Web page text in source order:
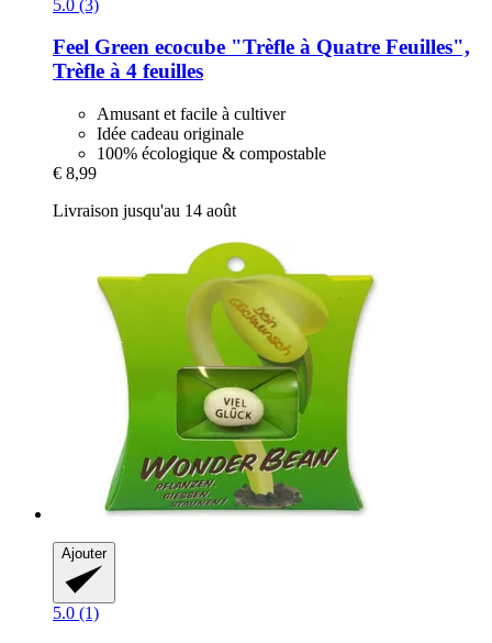
5.0 (3)
Feel Green ecocube "Trèfle à Quatre Feuilles",
Trèfle à 4 feuilles
Amusant et facile à cultiver
Idée cadeau originale
100% écologique & compostable
€ 8,99
Livraison jusqu'au 14 août
Ajouter
5.0 (1)